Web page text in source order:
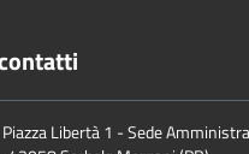
Piazza Libertà 1 - Sede